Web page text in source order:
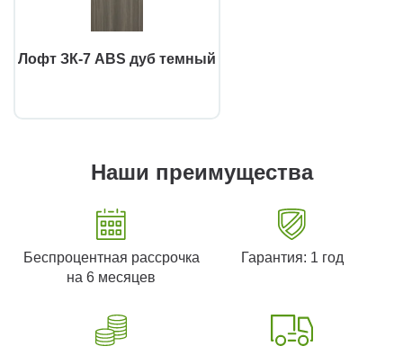
Лофт ЗК-7 ABS дуб темный
Наши преимущества
Беспроцентная рассрочка
на 6 месяцев
Гарантия: 1 год